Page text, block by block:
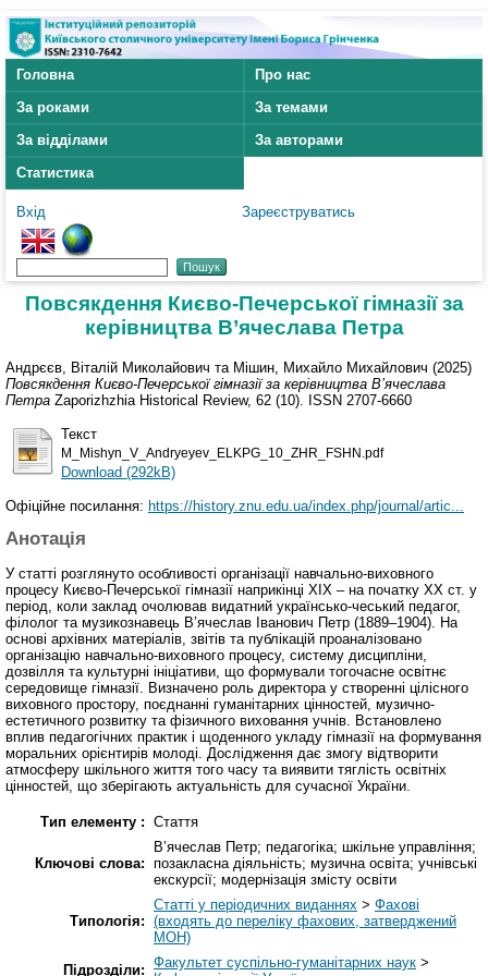
Головна
Про нас
За роками
За темами
За відділами
За авторами
Статистика
Вхід Зареєструватись
Повсякдення Києво-Печерської гімназії за
керівництва В’ячеслава Петра
Андрєєв, Віталій Миколайович та Мішин, Михайло Михайлович (2025)
Повсякдення Києво-Печерської гімназії за керівництва В’ячеслава
Петра Zaporizhzhia Historical Review, 62 (10). ISSN 2707-6660
Текст
M_Mishyn_V_Andryeyev_ELKPG_10_ZHR_FSHN.pdf
Download (292kB)
Офіційне посилання: https://history.znu.edu.ua/index.php/journal/artic...
Анотація
У статті розглянуто особливості організації навчально-виховного
процесу Києво-Печерської гімназії наприкінці ХІХ – на початку ХХ ст. у
період, коли заклад очолював видатний українсько-чеський педагог,
філолог та музикознавець В’ячеслав Іванович Петр (1889–1904). На
основі архівних матеріалів, звітів та публікацій проаналізовано
організацію навчально-виховного процесу, систему дисципліни,
дозвілля та культурні ініціативи, що формували тогочасне освітнє
середовище гімназії. Визначено роль директора у створенні цілісного
виховного простору, поєднанні гуманітарних цінностей, музично-
естетичного розвитку та фізичного виховання учнів. Встановлено
вплив педагогічних практик і щоденного укладу гімназії на формування
моральних орієнтирів молоді. Дослідження дає змогу відтворити
атмосферу шкільного життя того часу та виявити тяглість освітніх
цінностей, що зберігають актуальність для сучасної України.
Тип елементу : Стаття
Ключові слова:
В’ячеслав Петр; педагогіка; шкільне управління;
позакласна діяльність; музична освіта; учнівські
екскурсії; модернізація змісту освіти
Типологія:
Статті у періодичних виданнях > Фахові
(входять до переліку фахових, затверджений
МОН)
Підрозділи: Факультет суспільно-гуманітарних наук >